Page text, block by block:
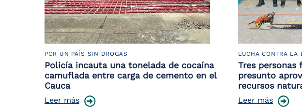
POR UN PAÍS SIN DROGAS
Policía incauta una tonelada de cocaína
camuflada entre carga de cemento en el
Cauca
Leer más
LUCHA CONTRA LA
Tres personas
presunto
recursos
Leer más